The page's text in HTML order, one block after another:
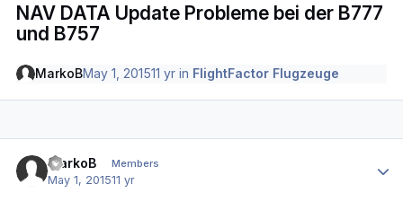
NAV DATA Update Probleme bei der B777
und B757
MarkoBMay 1, 201511 yr in FlightFactor Flugzeuge
MarkoB Members
May 1, 201511 yr